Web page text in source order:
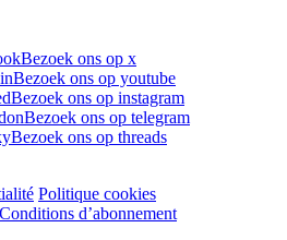
Bezoek ons op x
Bezoek ons op youtube
Bezoek ons op instagram
Bezoek ons op telegram
Bezoek ons op threads
Politique cookies
Conditions d’abonnement